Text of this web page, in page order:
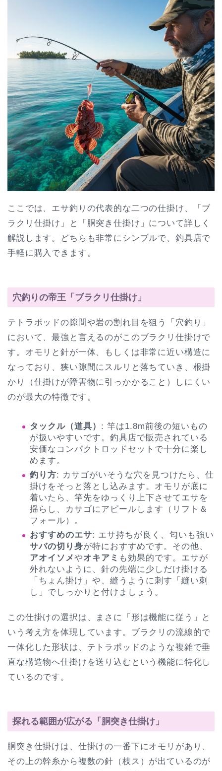
ここでは、エサ釣りの代表的な二つの仕掛け、「ブ
ラクリ仕掛け」と「胴突き仕掛け」について詳しく
解説します。どちらも非常にシンプルで、釣具店で
手軽に購入できます。
穴釣りの帝王「ブラクリ仕掛け」
テトラポッドの隙間や岩の割れ目を狙う「穴釣り」
において、最強と言えるのがこのブラクリ仕掛けで
す。オモリと針が一体、もしくは非常に近い構造に
なっており、狭い隙間にスルリと落ちていき、根掛
かり（仕掛けが障害物に引っかかること）しにくい
のが最大の特徴です。
タックル（道具） : 竿は1.8m前後の短いもの
が扱いやすいです。釣具店で販売されている
安価なコンパクトロッドセットで十分に楽し
めます。
釣り方: カサゴがいそうな穴を見つけたら、仕
掛けをそっと落とし込みます。オモリが底に
着いたら、竿先をゆっくり上下させてエサを
揺らし、カサゴにアピールします（リフト＆
フォール）。
おすすめのエサ: エサ持ちが良く、匂いも強い
サバの切り身が特におすすめです。その他、
アオイソメやオキアミ も効果的です。エサが
外れないように、針の先端に少しだけ掛ける
「ちょん掛け」や、縫うように刺す「縫い刺
し」でしっかりと付けましょう。
この仕掛けの選択は、まさに「形は機能に従う」と
いう考え方を体現しています。ブラクリの流線的で
一体化した形状は、テトラポッドのような複雑で垂
直な構造物へ仕掛けを送り込むという機能に特化し
ているのです。
探れる範囲が広がる「胴突き仕掛け」
胴突き仕掛けは、仕掛けの一番下にオモリがあり、
その上の幹糸から複数の針（枝ス）が出ているのが